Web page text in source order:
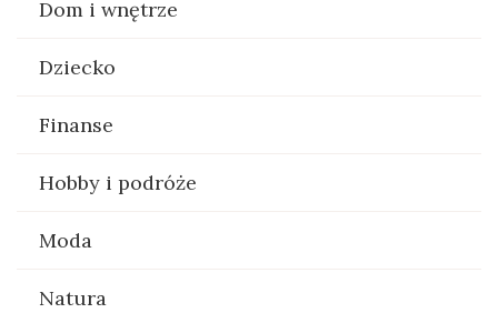
Dom i wnętrze
Dziecko
Finanse
Hobby i podróże
Moda
Natura